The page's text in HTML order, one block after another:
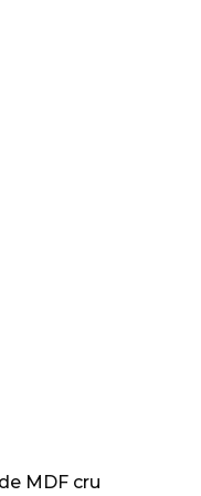
MDF cru